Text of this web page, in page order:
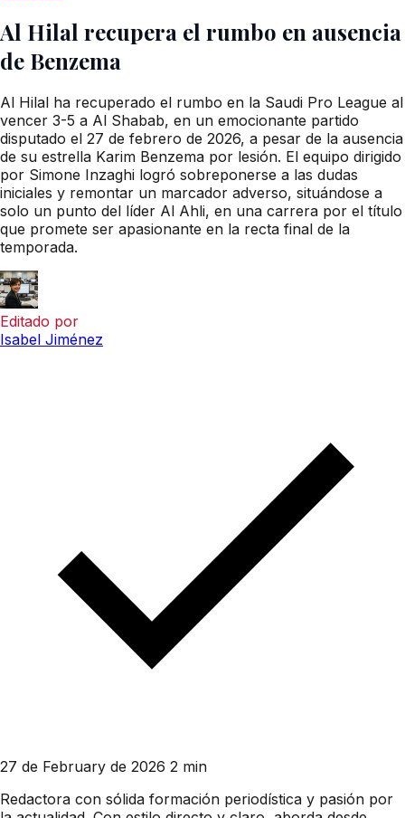
Al Hilal recupera el rumbo en ausencia
de Benzema
Al Hilal ha recuperado el rumbo en la Saudi Pro League al
vencer 3-5 a Al Shabab, en un emocionante partido
disputado el 27 de febrero de 2026, a pesar de la ausencia
de su estrella Karim Benzema por lesión. El equipo dirigido
por Simone Inzaghi logró sobreponerse a las dudas
iniciales y remontar un marcador adverso, situándose a
solo un punto del líder Al Ahli, en una carrera por el título
que promete ser apasionante en la recta final de la
temporada.
Editado por
Isabel Jiménez
27 de February de 2026 2 min
Redactora con sólida formación periodística y pasión por